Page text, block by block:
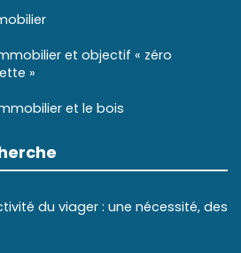
et objectif « zéro
»
et le bois
du viager : une nécessité, des